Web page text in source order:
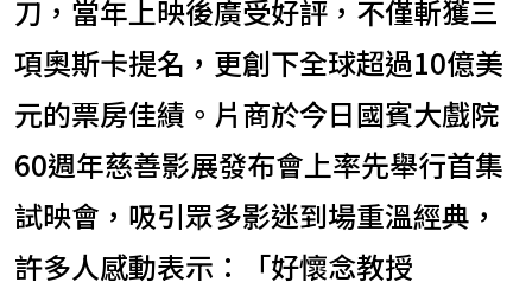
刀，當年上映後廣受好評，不僅斬獲三
項奧斯卡提名，更創下全球超過10億美
元的票房佳績。片商於今日國賓大戲院
60週年慈善影展發布會上率先舉行首集
試映會，吸引眾多影迷到場重溫經典，
許多人感動表示：「好懷念教授